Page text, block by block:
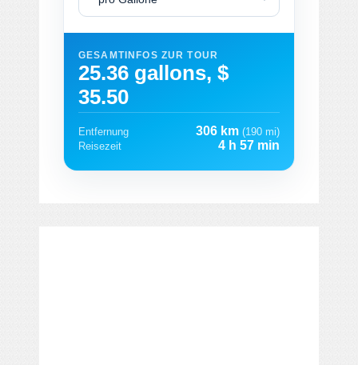
GESAMTINFOS ZUR TOUR
25.36 gallons, $
35.50
Entfernung 306 km (190 mi)
Reisezeit
4 h 57 min